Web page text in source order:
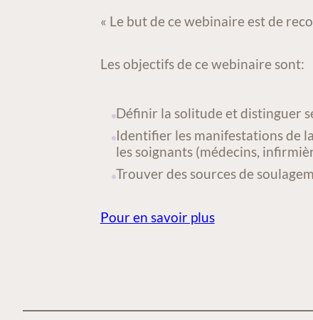
« Le but de ce webinaire est de
Les objectifs de ce webinaire sont:
Définir la solitude et distinguer
Identifier les manifestations de
les soignants (médecins,
Trouver des sources de
Pour en savoir plus